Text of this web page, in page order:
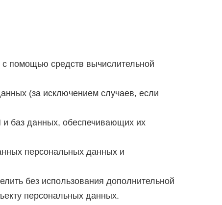
помощью средств вычислительной
(за исключением случаев, если
баз данных, обеспечивающих их
персональных данных и
без использования дополнительной
персональных данных.